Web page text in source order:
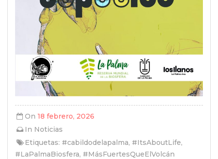
On 18 febrero, 2026
In Noticias
Etiquetas: #cabildodelapalma, #ItsAboutLife,
#LaPalmaBiosfera, #MásFuertesQueElVolcán